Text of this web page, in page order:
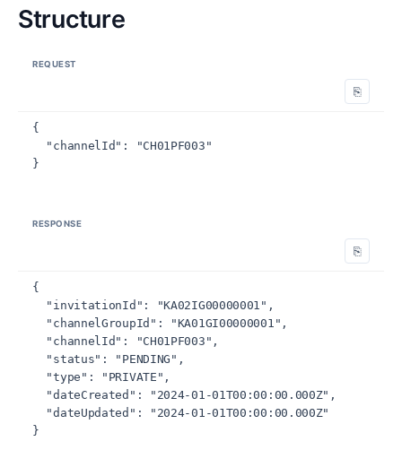
Structure
REQUEST
⎘
{
}
RESPONSE
⎘
{
}